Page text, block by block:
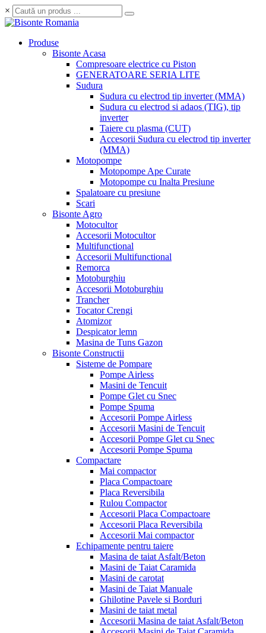
×
Produse
Bisonte Acasa
Compresoare electrice cu Piston
GENERATOARE SERIA LITE
Sudura
Sudura cu electrod tip inverter (MMA)
Sudura cu electrod si adaos (TIG), tip
inverter
Taiere cu plasma (CUT)
Accesorii Sudura cu electrod tip inverter
(MMA)
Motopompe
Motopompe Ape Curate
Motopompe cu Inalta Presiune
Spalatoare cu presiune
Scari
Bisonte Agro
Motocultor
Accesorii Motocultor
Multifunctional
Accesorii Multifunctional
Remorca
Motoburghiu
Accesorii Motoburghiu
Trancher
Tocator Crengi
Atomizor
Despicator lemn
Masina de Tuns Gazon
Bisonte Constructii
Sisteme de Pompare
Pompe Airless
Masini de Tencuit
Pompe Glet cu Snec
Pompe Spuma
Accesorii Pompe Airless
Accesorii Masini de Tencuit
Accesorii Pompe Glet cu Snec
Accesorii Pompe Spuma
Compactare
Mai compactor
Placa Compactoare
Placa Reversibila
Rulou Compactor
Accesorii Placa Compactoare
Accesorii Placa Reversibila
Accesorii Mai compactor
Echipamente pentru taiere
Masina de taiat Asfalt/Beton
Masini de Taiat Caramida
Masini de carotat
Masini de Taiat Manuale
Ghilotine Pavele si Borduri
Masini de taiat metal
Accesorii Masina de taiat Asfalt/Beton